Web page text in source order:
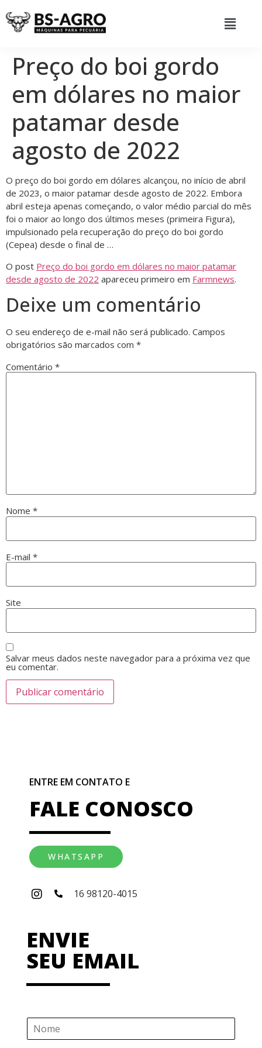
Preço do boi gordo
em dólares no maior
patamar desde
agosto de 2022
O preço do boi gordo em dólares alcançou, no início de abril
de 2023, o maior patamar desde agosto de 2022. Embora
abril esteja apenas começando, o valor médio parcial do mês
foi o maior ao longo dos últimos meses (primeira Figura),
impulsionado pela recuperação do preço do boi gordo
(Cepea) desde o final de …
O post Preço do boi gordo em dólares no maior patamar
desde agosto de 2022 apareceu primeiro em Farmnews.
Deixe um comentário
O seu endereço de e-mail não será publicado. Campos
obrigatórios são marcados com *
Comentário *
Nome *
E-mail *
Site
Salvar meus dados neste navegador para a próxima vez que
eu comentar.
ENTRE EM CONTATO E
FALE CONOSCO
WHATSAPP
16 98120-4015
ENVIE
SEU EMAIL
N